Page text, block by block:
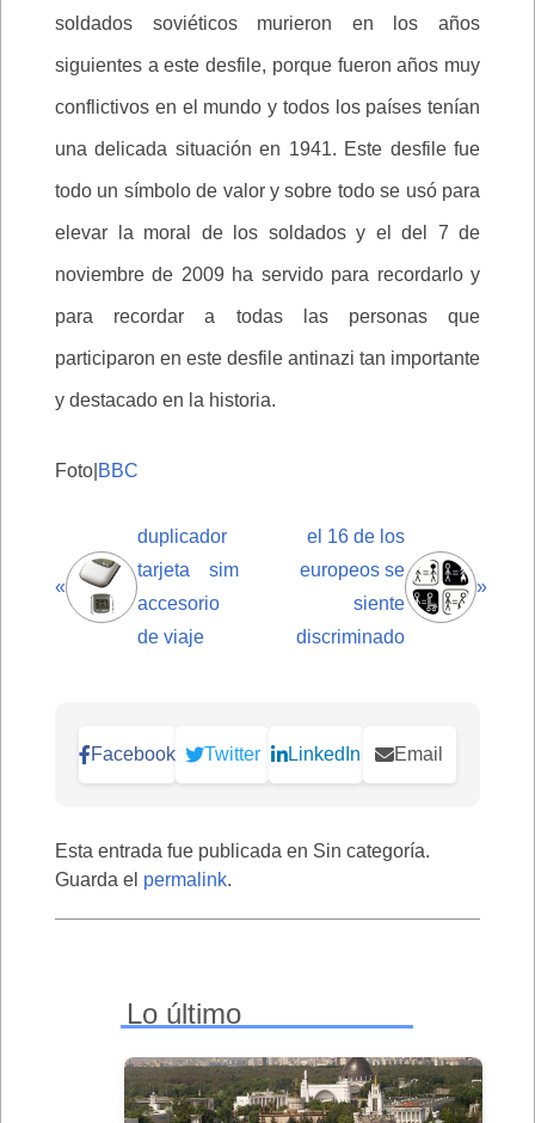
soldados soviéticos murieron en los años
siguientes a este desfile, porque fueron años muy
conflictivos en el mundo y todos los países tenían
una delicada situación en 1941. Este desfile fue
todo un símbolo de valor y sobre todo se usó para
elevar la moral de los soldados y el del 7 de
noviembre de 2009 ha servido para recordarlo y
para recordar a todas las personas que
participaron en este desfile antinazi tan importante
y destacado en la historia.
Foto| BBC
«
duplicador
tarjeta sim
accesorio
de viaje
el 16 de los
europeos se
siente
discriminado
»
Facebook Twitter LinkedIn Email
Esta entrada fue publicada en Sin categoría.
Guarda el permalink.
Lo último